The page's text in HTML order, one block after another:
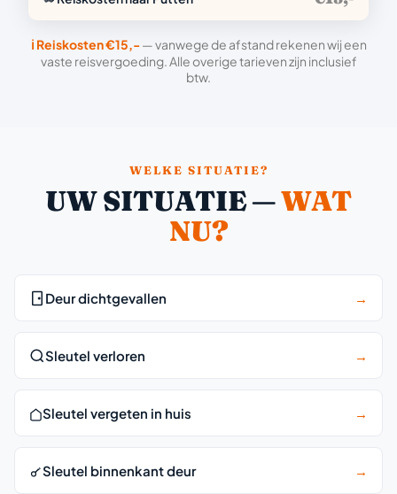
ℹ️ Reiskosten €15,-— vanwege de afstand rekenen wij een
vaste reisvergoeding. Alle overige tarieven zijn inclusief
btw.
WELKE SITUATIE?
UW SITUATIE —WAT
NU?
Deur dichtgevallen →
Sleutel verloren →
Sleutel vergeten in huis →
Sleutel binnenkant deur →